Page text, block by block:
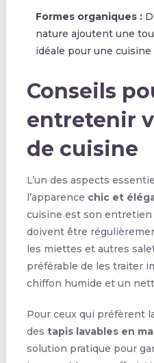
Formes organiques :
nature ajoutent une
idéale pour une
Conseils
entretenir
de cuisine
L’un des aspects
l’apparence chic et
cuisine est son entretien
doivent être
les miettes et autres
préférable de les traiter
chiffon humide et un
Pour ceux qui préfèrent
des tapis lavables en
solution pratique pour